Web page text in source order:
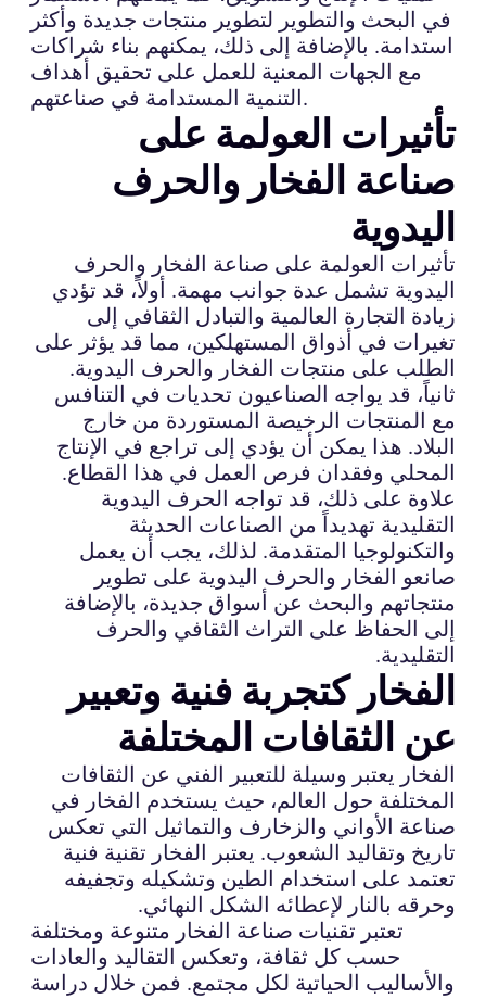
في البحث والتطوير لتطوير منتجات جديدة وأكثر
استدامة. بالإضافة إلى ذلك، يمكنهم بناء شراكات
مع الجهات المعنية للعمل على تحقيق أهداف
التنمية المستدامة في صناعتهم.
تأثيرات العولمة على
صناعة الفخار والحرف
اليدوية
تأثيرات العولمة على صناعة الفخار والحرف
اليدوية تشمل عدة جوانب مهمة. أولاً، قد تؤدي
زيادة التجارة العالمية والتبادل الثقافي إلى
تغيرات في أذواق المستهلكين، مما قد يؤثر على
الطلب على منتجات الفخار والحرف اليدوية.
ثانياً، قد يواجه الصناعيون تحديات في التنافس
مع المنتجات الرخيصة المستوردة من خارج
البلاد. هذا يمكن أن يؤدي إلى تراجع في الإنتاج
المحلي وفقدان فرص العمل في هذا القطاع.
علاوة على ذلك، قد تواجه الحرف اليدوية
التقليدية تهديداً من الصناعات الحديثة
والتكنولوجيا المتقدمة. لذلك، يجب أن يعمل
صانعو الفخار والحرف اليدوية على تطوير
منتجاتهم والبحث عن أسواق جديدة، بالإضافة
إلى الحفاظ على التراث الثقافي والحرف
التقليدية.
الفخار كتجربة فنية وتعبير
عن الثقافات المختلفة
الفخار يعتبر وسيلة للتعبير الفني عن الثقافات
المختلفة حول العالم، حيث يستخدم الفخار في
صناعة الأواني والزخارف والتماثيل التي تعكس
تاريخ وتقاليد الشعوب. يعتبر الفخار تقنية فنية
تعتمد على استخدام الطين وتشكيله وتجفيفه
وحرقه بالنار لإعطائه الشكل النهائي.
تعتبر تقنيات صناعة الفخار متنوعة ومختلفة
حسب كل ثقافة، وتعكس التقاليد والعادات
والأساليب الحياتية لكل مجتمع. فمن خلال دراسة